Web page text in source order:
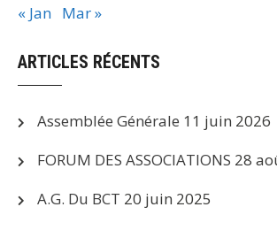
« Jan Mar »
ARTICLES RÉCENTS
Assemblée Générale 11 juin 2026
FORUM DES ASSOCIATIONS 28
A.G. Du BCT 20 juin 2025